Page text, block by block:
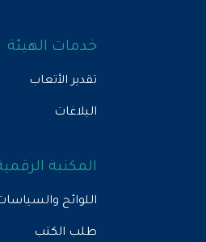
خدمات الهيئة
تقدير الأتعاب
البلاغات
المكتبة الرقمية
اللوائح والسياسات
طلب الكتب